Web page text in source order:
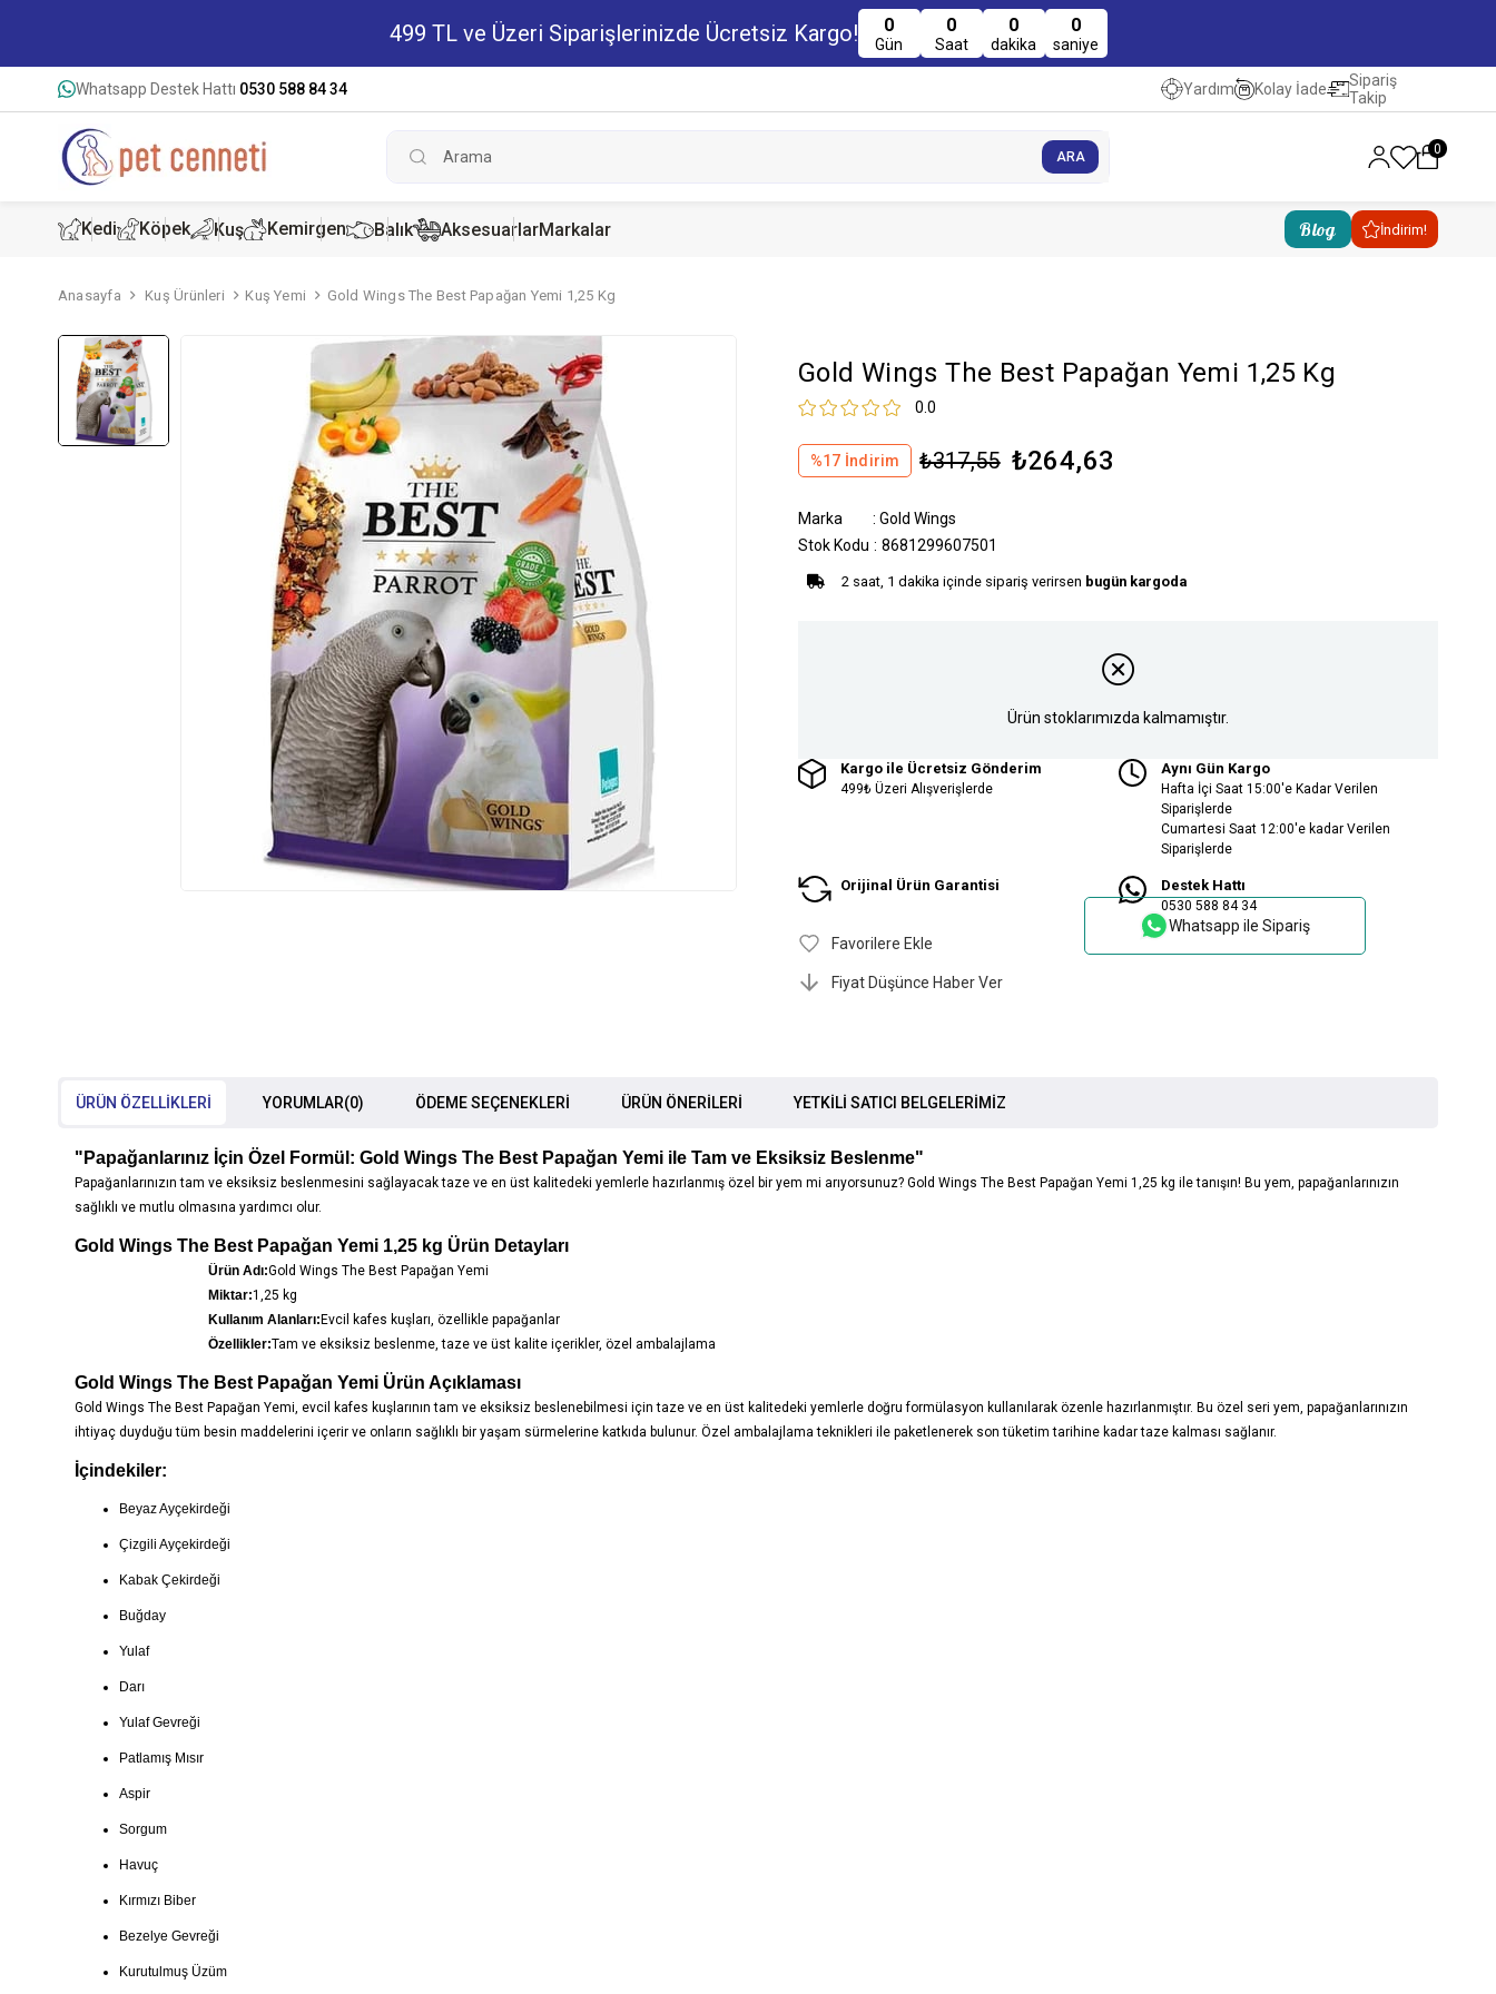
499 TL ve Üzeri Siparişlerinizde Ücretsiz Kargo! 0
Gün
0
Saat
0
dakika
0
saniye
Whatsapp Destek Hattı 0530 588 84 34 Yardım Kolay İade
Sipariş
Takip
0
Kedi
Kedi Kuru Maması
Kedi Konserve Maması
Köpek
Köpek Kuru Maması
Köpek Konserve Mamaları
Kuş Kemirgen
Hamster Yemi
Tavşan Yemi
Balık AksesuarlarMarkalar Blog İndirim!
Anasayfa Kuş Ürünleri Kuş Yemi Gold Wings The Best Papağan Yemi 1,25 Kg
Gold Wings The Best Papağan Yemi 1,25 Kg
0.0
%17 İndirim ₺317,55 ₺264,63
Marka : Gold Wings
Stok Kodu
8681299607501
2 saat, 1 dakika içinde sipariş verirsen bugün kargoda
Ürün stoklarımızda kalmamıştır.
Kargo ile Ücretsiz Gönderim
499₺ Üzeri Alışverişlerde
Aynı Gün Kargo
Hafta İçi Saat 15:00'e Kadar Verilen
Siparişlerde
Cumartesi Saat 12:00'e kadar Verilen
Siparişlerde
Orijinal Ürün Garantisi Destek Hattı
0530 588 84 34
Favorilere Ekle
Fiyat Düşünce Haber Ver
Whatsapp ile Sipariş
ÜRÜN ÖZELLIKLERI YORUMLAR(0) ÖDEME SEÇENEKLERI ÜRÜN ÖNERILERI YETKİLİ SATICI BELGELERİMİZ
"Papağanlarınız İçin Özel Formül: Gold Wings The Best Papağan Yemi ile Tam ve Eksiksiz Beslenme"
Papağanlarınızın tam ve eksiksiz beslenmesini sağlayacak taze ve en üst kalitedeki yemlerle hazırlanmış özel bir yem mi arıyorsunuz? Gold Wings The Best Papağan Yemi 1,25 kg ile tanışın! Bu yem, papağanlarınızın
sağlıklı ve mutlu olmasına yardımcı olur.
Gold Wings The Best Papağan Yemi 1,25 kg Ürün Detayları
Ürün Adı:Gold Wings The Best Papağan Yemi
Miktar:1,25 kg
Kullanım Alanları:Evcil kafes kuşları, özellikle papağanlar
Özellikler:Tam ve eksiksiz beslenme, taze ve üst kalite içerikler, özel ambalajlama
Gold Wings The Best Papağan Yemi Ürün Açıklaması
Gold Wings The Best Papağan Yemi, evcil kafes kuşlarının tam ve eksiksiz beslenebilmesi için taze ve en üst kalitedeki yemlerle doğru formülasyon kullanılarak özenle hazırlanmıştır. Bu özel seri yem, papağanlarınızın
ihtiyaç duyduğu tüm besin maddelerini içerir ve onların sağlıklı bir yaşam sürmelerine katkıda bulunur. Özel ambalajlama teknikleri ile paketlenerek son tüketim tarihine kadar taze kalması sağlanır.
İçindekiler:
Beyaz Ayçekirdeği
Çizgili Ayçekirdeği
Kabak Çekirdeği
Buğday
Yulaf
Darı
Yulaf Gevreği
Patlamış Mısır
Aspir
Sorgum
Havuç
Kırmızı Biber
Bezelye Gevreği
Kurutulmuş Üzüm